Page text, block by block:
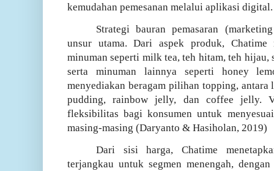
kemudahan pemesanan melalui aplikasi digital.
Strategi bauran pemasaran
unsur utama. Dari aspek produk, Chatime
minuman seperti milk tea, teh hitam, teh hijau,
serta minuman lainnya seperti honey
menyediakan beragam pilihan topping,
pudding, rainbow jelly, dan coffee jelly.
fleksibilitas bagi konsumen untuk
masing-masing (Daryanto & Hasiholan, 2019)
Dari sisi harga, Chatime
terjangkau untuk segmen menengah,